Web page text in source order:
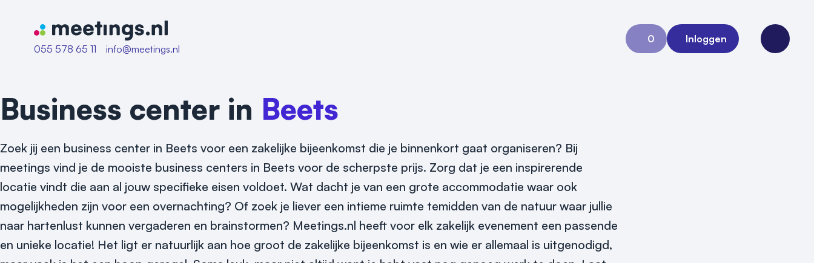
Naar home van Meetings
055 578 65 11
info@meetings.nl
0
Aanvraag 0
Inloggen
Open
Business center in Beets
Zoek jij een business center in Beets voor een zakelijke bijeenkomst die je binnenkort gaat organiseren? Bij
meetings vind je de mooiste business centers in Beets voor de scherpste prijs. Zorg dat je een inspirerende
locatie vindt die aan al jouw specifieke eisen voldoet. Wat dacht je van een grote accommodatie waar ook
mogelijkheden zijn voor een overnachting? Of zoek je liever een intieme ruimte temidden van de natuur waar jullie
naar hartenlust kunnen vergaderen en brainstormen? Meetings.nl heeft voor elk zakelijk evenement een passende
en unieke locatie! Het ligt er natuurlijk aan hoe groot de zakelijke bijeenkomst is en wie er allemaal is uitgenodigd,